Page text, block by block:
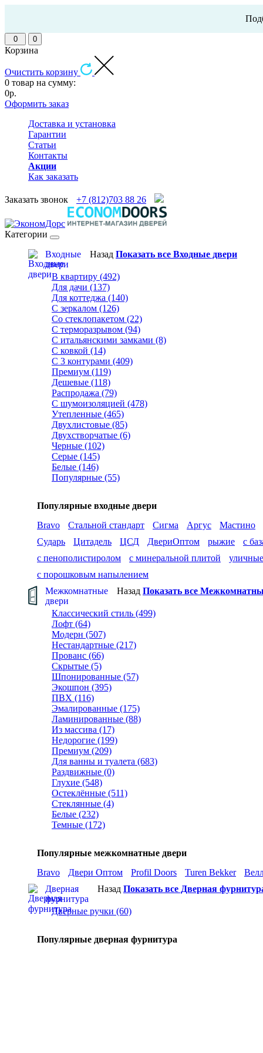
0 0
Корзина
Очистить корзину
0 товар на сумму:
0р.
Оформить заказ
Доставка и установка
Гарантии
Статьи
Контакты
Акции
Как заказать
Заказать звонок +7 (812)703 88 26
Категории
Входные
двери
Назад Показать все Входные двери
В квартиру (492)
Для дачи (137)
Для коттеджа (140)
С зеркалом (126)
Со стеклопакетом (22)
С терморазрывом (94)
С итальянскими замками (8)
С ковкой (14)
С 3 контурами (409)
Премиум (119)
Дешевые (118)
Распродажа (79)
С шумоизоляцией (478)
Утепленные (465)
Двухлистовые (85)
Двухстворчатые (6)
Черные (102)
Серые (145)
Белые (146)
Популярные (55)
Популярные входные двери
Bravo
Стальной стандарт Сигма Аргус Мастино
Сударь
Цитадель ЦСД ДвериОптом рыжие с
с пенополистиролом
с минеральной плитой уличные
с порошковым напылением
Межкомнатные
двери
Назад Показать все
Классический стиль (499)
Лофт (64)
Модерн (507)
Нестандартные (217)
Прованс (66)
Скрытые (5)
Шпонированные (57)
Экошпон (395)
ПВХ (116)
Эмалированные (175)
Ламинированные (88)
Из массива (17)
Недорогие (199)
Премиум (209)
Для ванны и туалета (683)
Раздвижные (0)
Глухие (548)
Остеклённые (511)
Стеклянные (4)
Белые (232)
Темные (172)
Популярные межкомнатные двери
Bravo
Двери Оптом Profil Doors Turen Bekker
Дверная
фурнитура
Назад Показать все Дверная
Дверные ручки (60)
Популярные дверная фурнитура